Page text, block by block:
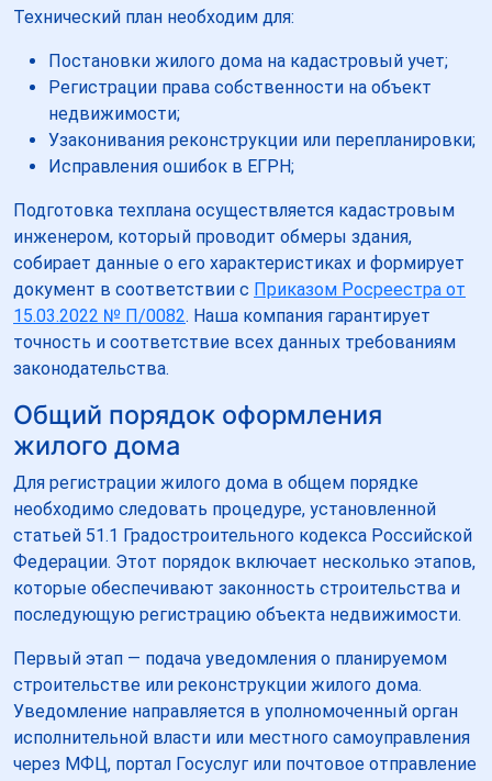
Технический план необходим для:
Постановки жилого дома на кадастровый учет;
Регистрации права собственности на объект
недвижимости;
Узаконивания реконструкции или перепланировки;
Исправления ошибок в ЕГРН;
Подготовка техплана осуществляется кадастровым
инженером, который проводит обмеры здания,
собирает данные о его характеристиках и формирует
документ в соответствии с Приказом Росреестра от
15.03.2022 № П/0082. Наша компания гарантирует
точность и соответствие всех данных требованиям
законодательства.
Общий порядок оформления
жилого дома
Для регистрации жилого дома в общем порядке
необходимо следовать процедуре, установленной
статьей 51.1 Градостроительного кодекса Российской
Федерации. Этот порядок включает несколько этапов,
которые обеспечивают законность строительства и
последующую регистрацию объекта недвижимости.
Первый этап — подача уведомления о планируемом
строительстве или реконструкции жилого дома.
Уведомление направляется в уполномоченный орган
исполнительной власти или местного самоуправления
через МФЦ, портал Госуслуг или почтовое отправление